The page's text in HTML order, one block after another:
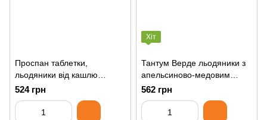
Проспан таблетки,
льодяники від кашлю
Prospan Husten-
Lutschpastillen, 20st
524 грн
Хіт
Тантум Верде льодяники з
апельсиново-медовим
смаком Tantum Verde 3mg,
20st
562 грн